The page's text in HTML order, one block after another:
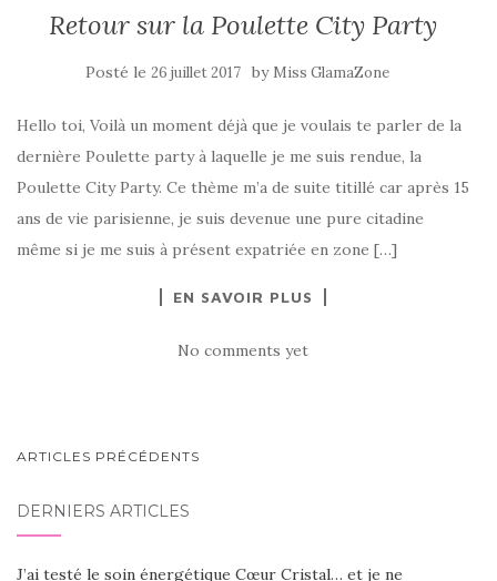
Retour sur la Poulette City Party
Posté le 26 juillet 2017 by Miss GlamaZone
Hello toi, Voilà un moment déjà que je voulais te parler de la
dernière Poulette party à laquelle je me suis rendue, la
Poulette City Party. Ce thème m’a de suite titillé car après 15
ans de vie parisienne, je suis devenue une pure citadine
même si je me suis à présent expatriée en zone […]
EN SAVOIR PLUS
No comments yet
NAVIGATION
SEIN
DES
ARTICLES PRÉCÉDENTS
DERNIERS ARTICLES
J’ai testé le soin énergétique Cœur Cristal… et je ne